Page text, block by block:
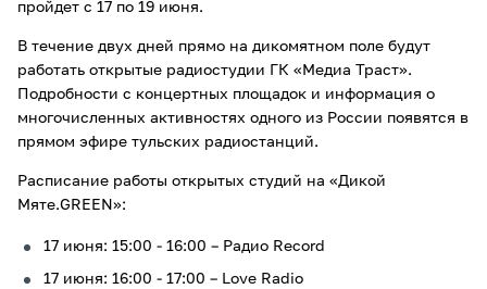
пройдет с 17 по 19 июня.
В течение двух дней прямо на дикомятном поле будут
работать открытые радиостудии ГК «Медиа Траст».
Подробности с концертных площадок и информация о
многочисленных активностях одного из России появятся в
прямом эфире тульских радиостанций.
Расписание работы открытых студий на «Дикой
Мяте.GREEN»:
17 июня: 15:00 - 16:00 – Радио Record
17 июня: 16:00 - 17:00 – Love Radio